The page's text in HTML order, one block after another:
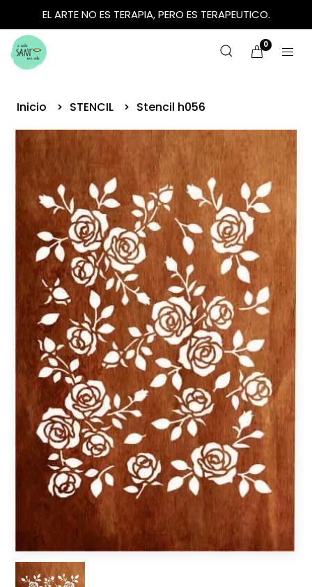
EL ARTE NO ES TERAPIA, PERO ES TERAPEUTICO.
0
Inicio STENCIL Stencil h056